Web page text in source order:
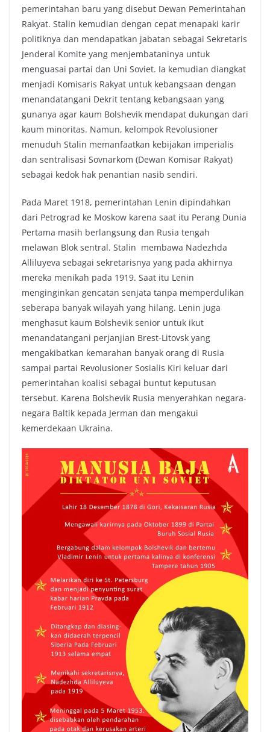
pemerintahan baru yang disebut Dewan Pemerintahan
Rakyat. Stalin kemudian dengan cepat menapaki karir
politiknya dan mendapatkan jabatan sebagai Sekretaris
Jenderal Komite yang menjembataninya untuk
menguasai partai dan Uni Soviet. Ia kemudian diangkat
menjadi Komisaris Rakyat untuk kebangsaan dengan
menandatangani Dekrit tentang kebangsaan yang
gunanya agar kaum Bolshevik mendapat dukungan dari
kaum minoritas. Namun, kelompok Revolusioner
menuduh Stalin memanfaatkan kebijakan imperialis
dan sentralisasi Sovnarkom (Dewan Komisar Rakyat)
sebagai kedok hak penantian nasib sendiri.
Pada Maret 1918, pemerintahan Lenin dipindahkan
dari Petrograd ke Moskow karena saat itu Perang Dunia
Pertama masih berlangsung dan Rusia tengah
melawan Blok sentral. Stalin membawa Nadezhda
Alliluyeva sebagai sekretarisnya yang pada akhirnya
mereka menikah pada 1919. Saat itu Lenin
menginginkan gencatan senjata tanpa memperdulikan
seberapa banyak wilayah yang hilang. Lenin juga
menghasut kaum Bolshevik senior untuk ikut
menandatangani perjanjian Brest-Litovsk yang
mengakibatkan kemarahan banyak orang di Rusia
sampai partai Revolusioner Sosialis Kiri keluar dari
pemerintahan koalisi sebagai buntut keputusan
tersebut. Karena Bolshevik Rusia menyerahkan negara-
negara Baltik kepada Jerman dan mengakui
kemerdekaan Ukraina.